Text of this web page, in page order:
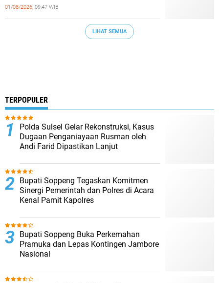
01/08/2026, 09:47 WIB
LIHAT SEMUA
TERPOPULER
Polda Sulsel Gelar Rekonstruksi, Kasus
Dugaan Penganiayaan Rusman oleh
Andi Farid Dipastikan Lanjut
Bupati Soppeng Tegaskan Komitmen
Sinergi Pemerintah dan Polres di Acara
Kenal Pamit Kapolres
Bupati Soppeng Buka Perkemahan
Pramuka dan Lepas Kontingen Jambore
Nasional